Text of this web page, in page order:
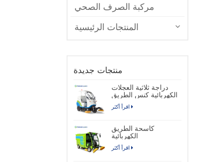
مركبة الصرف الصحي
المنتجات الرئيسية
منتجات جديدة
دراجة ثلاثية العجلات
الكهربائية كنس الطريق
اقرأ أكثر
كاسحة الطريق
الكهربائية
اقرأ أكثر